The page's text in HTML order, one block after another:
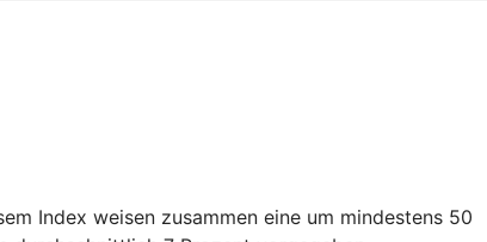
Index weisen zusammen eine um mindestens 50